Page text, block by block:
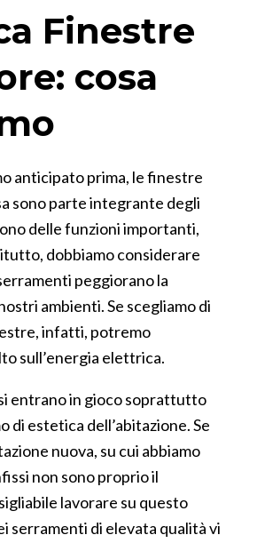
Finestre
cosa
anticipato prima, le finestre
sono parte integrante degli
delle funzioni importanti,
dobbiamo considerare
peggiorano la
ambienti. Se scegliamo di
infatti, potremo
sull’energia elettrica.
entrano in gioco soprattutto
di estetica dell’abitazione. Se
nuova, su cui abbiamo
non sono proprio il
lavorare su questo
serramenti di elevata qualità vi